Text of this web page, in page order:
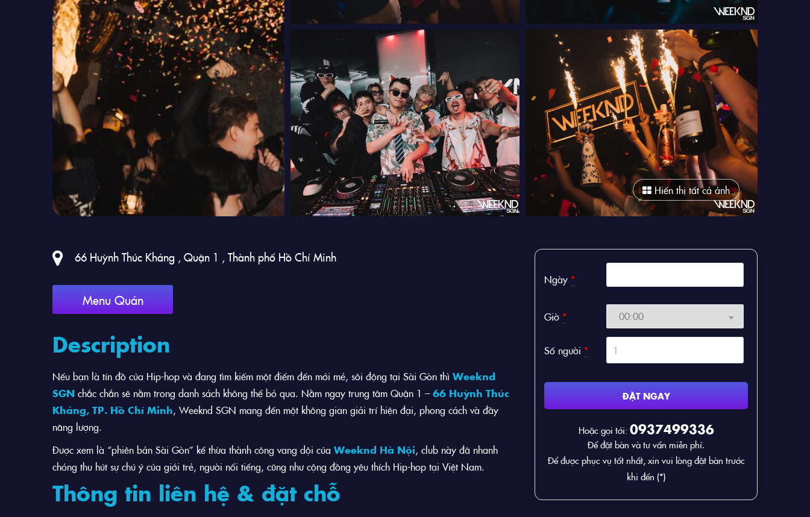
Hiển thị tất cả ảnh
66 Huỳnh Thúc Kháng , Quận 1 , Thành phố Hồ Chí Minh
Menu Quán
Description
Nếu bạn là tín đồ của Hip-hop và đang tìm kiếm một điểm đến mới mẻ, sôi động tại Sài Gòn thì Weeknd
SGN chắc chắn sẽ nằm trong danh sách không thể bỏ qua. Nằm ngay trung tâm Quận 1 – 66 Huỳnh Thúc
Kháng, TP. Hồ Chí Minh, Weeknd SGN mang đến một không gian giải trí hiện đại, phong cách và đầy
năng lượng.
Được xem là “phiên bản Sài Gòn” kế thừa thành công vang dội của Weeknd Hà Nội, club này đã nhanh
chóng thu hút sự chú ý của giới trẻ, người nổi tiếng, cũng như cộng đồng yêu thích Hip-hop tại Việt Nam.
Thông tin liên hệ & đặt chỗ
Ngày *
Giờ *
Số người *
ĐẶT NGAY
Hoặc gọi tới: 0937499336
Để đặt bàn và tư vấn miễn phí.
Để được phục vụ tốt nhất, xin vui lòng đặt bàn trước
khi đến (*)